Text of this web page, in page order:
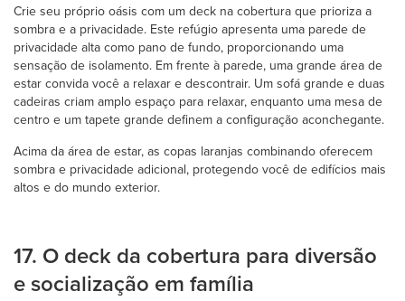
Crie seu próprio oásis com um deck na cobertura que prioriza a
sombra e a privacidade. Este refúgio apresenta uma parede de
privacidade alta como pano de fundo, proporcionando uma
sensação de isolamento. Em frente à parede, uma grande área de
estar convida você a relaxar e descontrair. Um sofá grande e duas
cadeiras criam amplo espaço para relaxar, enquanto uma mesa de
centro e um tapete grande definem a configuração aconchegante.
Acima da área de estar, as copas laranjas combinando oferecem
sombra e privacidade adicional, protegendo você de edifícios mais
altos e do mundo exterior.
17. O deck da cobertura para diversão
e socialização em família